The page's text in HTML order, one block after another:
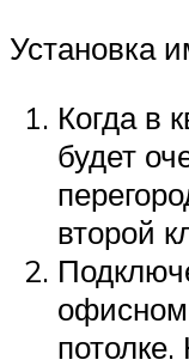
Установка
Когда в
будет
второй
офисном